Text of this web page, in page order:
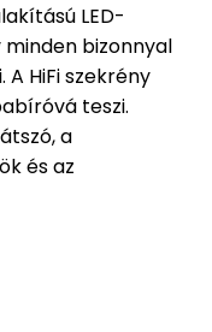
LED-
bizonnyal
HiFi szekrény
teszi.
a
és az